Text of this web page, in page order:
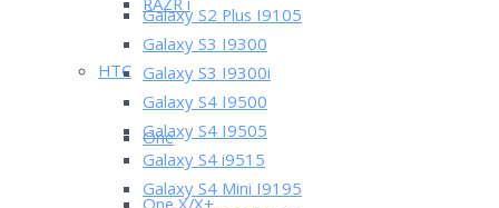
RAZR i
HTC
One
Galaxy S2 Plus I9105
Galaxy S3 I9300
Galaxy S3 I9300i
Galaxy S4 I9500
Galaxy S4 I9505
Galaxy S4 i9515
Galaxy S4 Mini I9195